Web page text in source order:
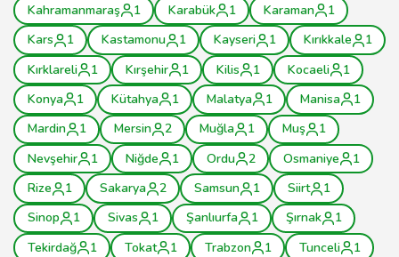
Kahramanmaraş
1 Karabük 1 Karaman
1
Kars
1 Kastamonu 1 Kayseri 1 Kırıkkale
1
Kırklareli
1 Kırşehir 1 Kilis 1 Kocaeli
1
Konya
1 Kütahya 1 Malatya 1 Manisa
1
Mardin
1 Mersin 2 Muğla 1 Muş
1
Nevşehir
1 Niğde 1 Ordu 2 Osmaniye
1
Rize
1 Sakarya 2 Samsun 1 Siirt
1
Sinop
1 Sivas 1 Şanlıurfa 1 Şırnak
1
Tekirdağ
1 Tokat 1 Trabzon 1 Tunceli
1